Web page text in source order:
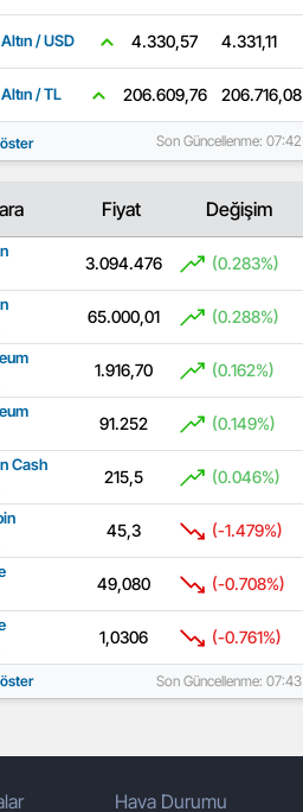
/ USD 4.330,57 4.331,11
/ TL 206.609,76 206.716,08
Son Güncellenme: 07:42
Fiyat Değişim
3.094.476 (0.283%)
65.000,01 (0.288%)
1.916,70 (0.162%)
91.252 (0.149%)
Cash
215,5 (0.046%)
45,3 (-1.479%)
49,080 (-0.708%)
1,0306 (-0.761%)
Son Güncellenme: 07:43
Hava Durumu